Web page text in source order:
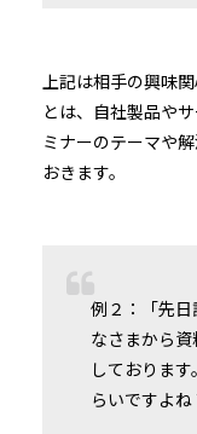
上記は相手の興味
とは、自社製品や
ミナーのテーマや
おきます。
例２：「先
なさまから
しておりま
らいですよね